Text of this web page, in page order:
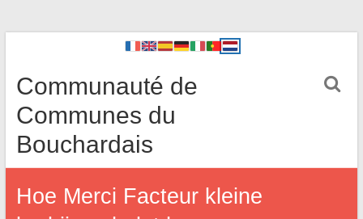
Communauté de
Communes du
Bouchardais
Hoe Merci Facteur kleine